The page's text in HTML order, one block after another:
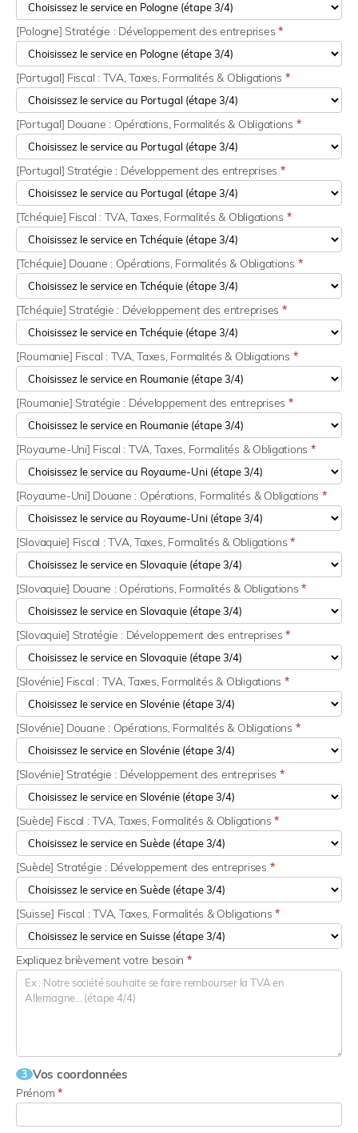
[Pologne] Stratégie : Développement des entreprises *
[Portugal] Fiscal : TVA, Taxes, Formalités & Obligations *
[Portugal] Douane : Opérations, Formalités & Obligations *
[Portugal] Stratégie : Développement des entreprises *
[Tchéquie] Fiscal : TVA, Taxes, Formalités & Obligations *
[Tchéquie] Douane : Opérations, Formalités & Obligations *
[Tchéquie] Stratégie : Développement des entreprises *
[Roumanie] Fiscal : TVA, Taxes, Formalités & Obligations *
[Roumanie] Stratégie : Développement des entreprises *
[Royaume-Uni] Fiscal : TVA, Taxes, Formalités & Obligations *
[Royaume-Uni] Douane : Opérations, Formalités & Obligations *
[Slovaquie] Fiscal : TVA, Taxes, Formalités & Obligations*
[Slovaquie] Douane : Opérations, Formalités & Obligations*
[Slovaquie] Stratégie : Développement des entreprises*
[Slovénie] Fiscal : TVA, Taxes, Formalités & Obligations *
[Slovénie] Douane : Opérations, Formalités & Obligations *
[Slovénie] Stratégie : Développement des entreprises *
[Suède] Fiscal : TVA, Taxes, Formalités & Obligations*
[Suède] Stratégie : Développement des entreprises *
[Suisse] Fiscal : TVA, Taxes, Formalités & Obligations*
Expliquez brièvement votre besoin *
3 Vos coordonnées
Prénom*